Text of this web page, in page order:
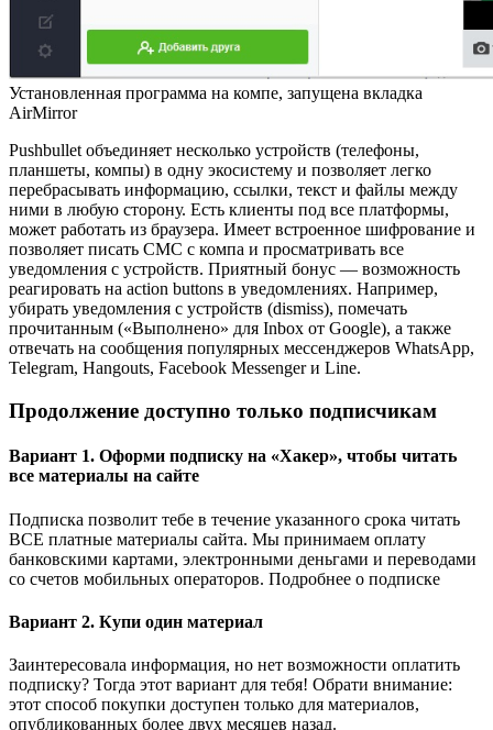
Установленная программа на компе, запущена вкладка
AirMirror
Pushbullet объединяет несколько устройств (телефоны,
планшеты, компы) в одну экосистему и позволяет легко
перебрасывать информацию, ссылки, текст и файлы между
ними в любую сторону. Есть клиенты под все платформы,
может работать из браузера. Имеет встроенное шифрование и
позволяет писать СМС с компа и просматривать все
уведомления с устройств. Приятный бонус — возможность
реагировать на action buttons в уведомлениях. Например,
убирать уведомления с устройств (dismiss), помечать
прочитанным («Выполнено» для Inbox от Google), а также
отвечать на сообщения популярных мессенджеров WhatsApp,
Telegram, Hangouts, Facebook Messenger и Line.
Продолжение доступно только подписчикам
Вариант 1. Оформи подписку на «Хакер», чтобы читать
все материалы на сайте
Подписка позволит тебе в течение указанного срока читать
ВСЕ платные материалы сайта. Мы принимаем оплату
банковскими картами, электронными деньгами и переводами
со счетов мобильных операторов. Подробнее о подписке
Вариант 2. Купи один материал
Заинтересовала информация, но нет возможности оплатить
подписку? Тогда этот вариант для тебя! Обрати внимание:
этот способ покупки доступен только для материалов,
опубликованных более двух месяцев назад.